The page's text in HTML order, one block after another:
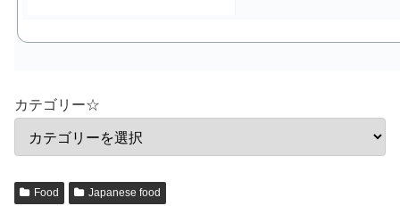
カテゴリー☆
Food Japanese food